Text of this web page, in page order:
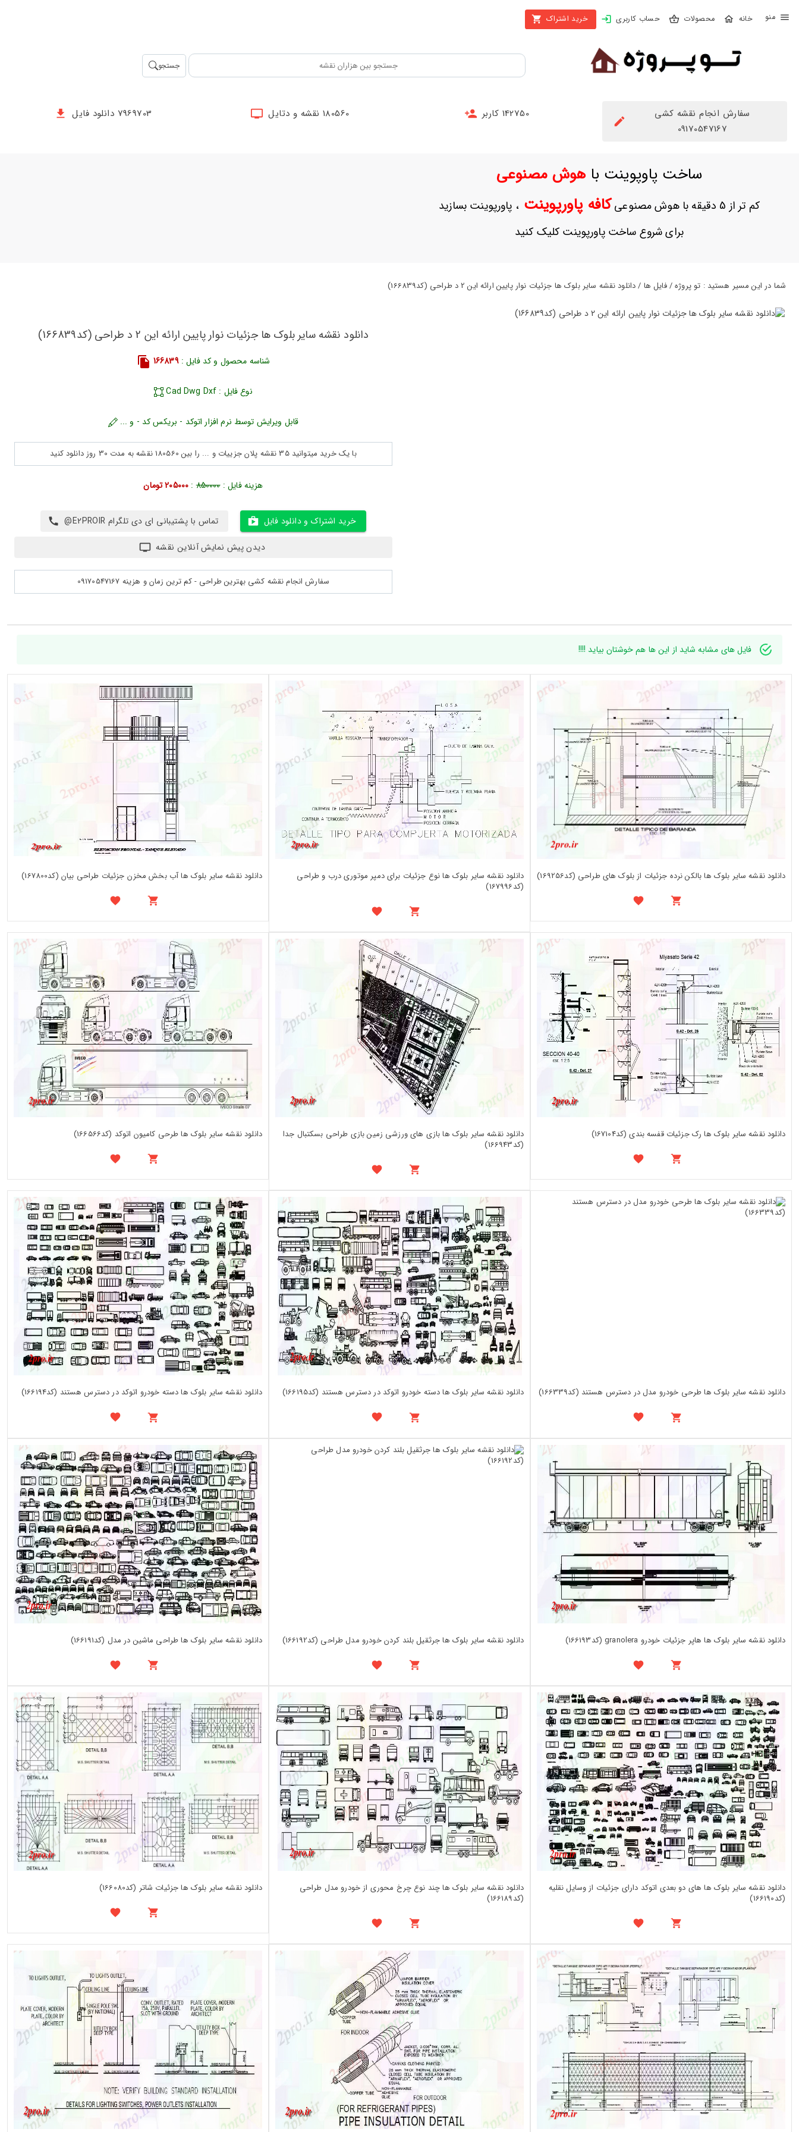
محصولات حساب کاربری خرید اشتراک
بستن
محصولات
حساب
جستجو
سفارش انجام نقشه کشی
09170547167
142750 کاربر 180560 نقشه و دتایل 7969703 دانلود فایل
ساخت پاوپوینت باهوش مصنوعی
کم تر از 5 دقیقه با هوش مصنوعی کافه پاورپوینت، پاورپوینت بسازید
برای شروع ساخت پاورپوینت کلیک کنید
شما در این مسیر هستید : تو پروژه / فایل ها / دانلود نقشه سایر بلوک ها جزئیات نوار پایین ارائه این 2 د طراحی (کد166839)
دانلود نقشه سایر بلوک ها جزئیات نوار پایین ارائه این 2 د طراحی (کد166839)
شناسه محصول و کد فایل :166839
نوع فایل : Cad Dwg Dxf
قابل ویرایش توسط نرم افزار اتوکد - بریکس کد - و ...
با یک خرید میتوانید 35 نقشه پلان جزییات و ... را بین 180560 نقشه به مدت 30 روز دانلود کنید
هزینه فایل :850000
: 205000 تومان
خرید اشتراک و دانلود فایل
تماس با پشتیبانی ای دی تلگرام E2PROIR@
دیدن پیش نمایش آنلاین نقشه
سفارش انجام نقشه کشی بهترین طراحی - کم ترین زمان و هزینه 09170547167
فایل های مشابه شاید از این ها هم خوشتان بیاید !!!!
دانلود نقشه سایر بلوک ها بالکن نرده جزئیات از بلوک های طراحی (کد169256)
دانلود نقشه سایر بلوک ها نوع جزئیات برای دمپر موتوری درب و طراحی
(کد167996)
دانلود نقشه سایر بلوک ها آب بخش مخزن جزئیات طراحی بیان (کد167800)
دانلود نقشه سایر بلوک ها رک جزئیات قفسه بندی (کد167104)
دانلود نقشه سایر بلوک ها بازی های ورزشی زمین بازی طراحی بسکتبال جدا
(کد166943)
دانلود نقشه سایر بلوک ها طرحی کامیون اتوکد (کد166566)
دانلود نقشه سایر بلوک ها طرحی خودرو مدل در دسترس هستند (کد166339) دانلود نقشه سایر بلوک ها دسته خودرو اتوکد در دسترس هستند (کد166195) دانلود نقشه سایر بلوک ها دسته خودرو اتوکد در دسترس هستند (کد166194)
دانلود نقشه سایر بلوک ها هاپر جزئیات خودرو granolera (کد166193) دانلود نقشه سایر بلوک ها جرثقیل بلند کردن خودرو مدل طراحی (کد166192) دانلود نقشه سایر بلوک ها طراحی ماشین در مدل (کد166191)
دانلود نقشه سایر بلوک ها های دو بعدی اتوکد دارای جزئیات از وسایل نقلیه
(کد166190)
دانلود نقشه سایر بلوک ها چند نوع چرخ محوری از خودرو مدل طراحی
(کد166189)
دانلود نقشه سایر بلوک ها جزئیات شاتر (کد166080)